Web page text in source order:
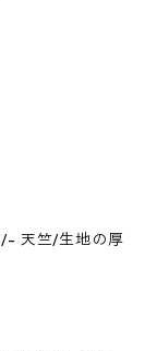
天竺/生地の厚